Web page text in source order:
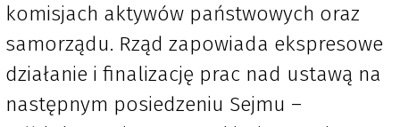
komisjach aktywów państwowych oraz
samorządu. Rząd zapowiada ekspresowe
działanie i finalizację prac nad ustawą na
następnym posiedzeniu Sejmu –